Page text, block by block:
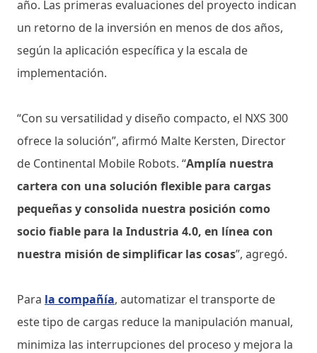
año. Las primeras evaluaciones del proyecto indican
un retorno de la inversión en menos de dos años,
según la aplicación específica y la escala de
implementación.
“Con su versatilidad y diseño compacto, el NXS 300
ofrece la solución”, afirmó Malte Kersten, Director
de Continental Mobile Robots. “Amplía nuestra
cartera con una solución flexible para cargas
pequeñas y consolida nuestra posición como
socio fiable para la Industria 4.0, en línea con
nuestra misión de simplificar las cosas”, agregó.
Para la compañía, automatizar el transporte de
este tipo de cargas reduce la manipulación manual,
minimiza las interrupciones del proceso y mejora la